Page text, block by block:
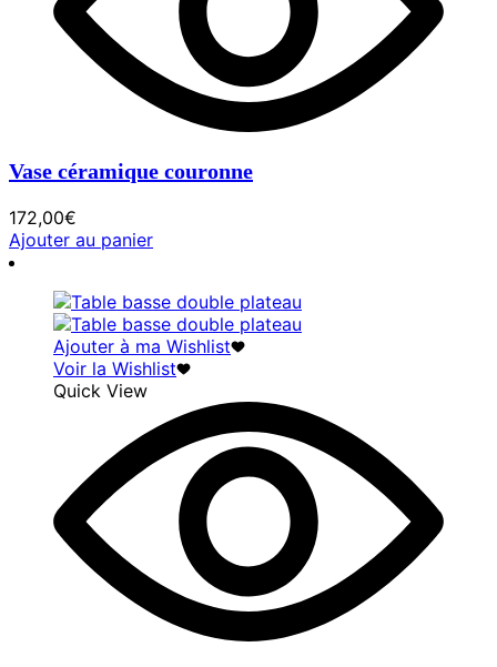
Vase céramique couronne
172,00€
Ajouter au panier
Ajouter à ma Wishlist
Voir la Wishlist
Quick View